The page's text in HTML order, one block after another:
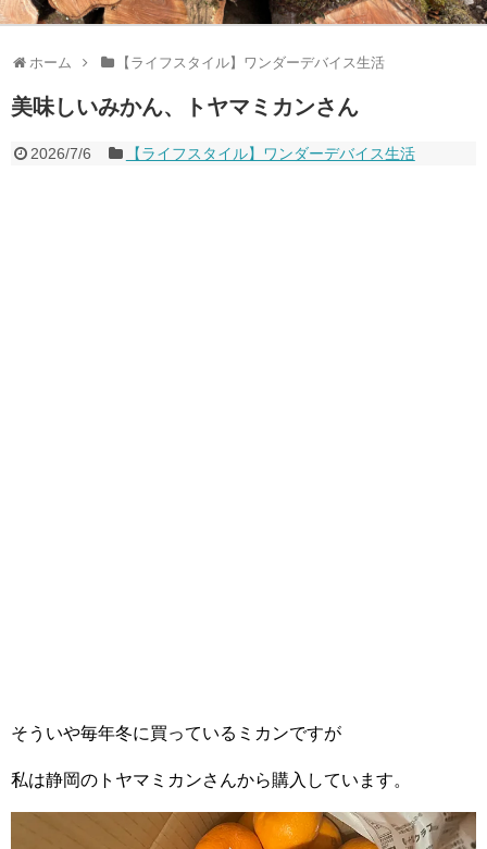
ホーム 【ライフスタイル】ワンダーデバイス生活
美味しいみかん、トヤマミカンさん
2026/7/6 【ライフスタイル】ワンダーデバイス生活
そういや毎年冬に買っているミカンですが
私は静岡のトヤマミカンさんから購入しています。